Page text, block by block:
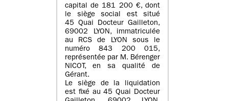
capital de 181 200 €, dont
le siège social est situé
45 Quai Docteur Gailleton,
69002 LYON, immatriculée
au RCS de LYON sous le
numéro 843 200 015,
représentée par M. Bérenger
NICOT, en sa qualité de
Gérant.
Le siège de la liquidation
est fixé au45 Quai Docteur